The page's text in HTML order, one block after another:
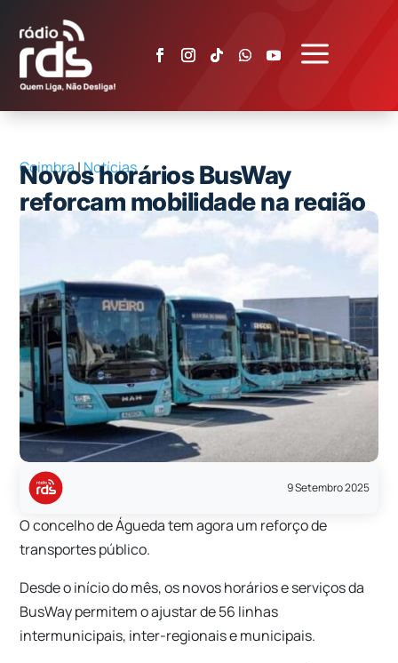
a
Coimbra|Notícias
Novos horários BusWay
reforçam mobilidade na região
de Aveiro
9 Setembro 2025
O concelho de Águeda tem agora um reforço de
transportes público.
Desde o início do mês, os novos horários e serviços da
BusWay permitem o ajustar de 56 linhas
intermunicipais, inter-regionais e municipais.